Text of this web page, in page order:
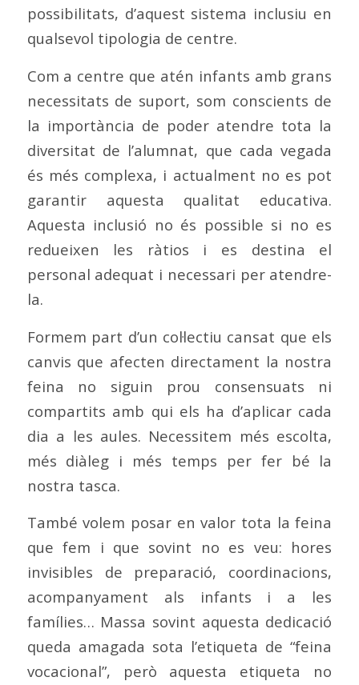
possibilitats, d’aquest sistema inclusiu en
qualsevol tipologia de centre.
Com a centre que atén infants amb grans
necessitats de suport, som conscients de
la importància de poder atendre tota la
diversitat de l’alumnat, que cada vegada
és més complexa, i actualment no es pot
garantir aquesta qualitat educativa.
Aquesta inclusió no és possible si no es
redueixen les ràtios i es destina el
personal adequat i necessari per atendre-
la.
Formem part d’un col·lectiu cansat que els
canvis que afecten directament la nostra
feina no siguin prou consensuats ni
compartits amb qui els ha d’aplicar cada
dia a les aules. Necessitem més escolta,
més diàleg i més temps per fer bé la
nostra tasca.
També volem posar en valor tota la feina
que fem i que sovint no es veu: hores
invisibles de preparació, coordinacions,
acompanyament als infants i a les
famílies… Massa sovint aquesta dedicació
queda amagada sota l’etiqueta de “feina
vocacional”, però aquesta etiqueta no